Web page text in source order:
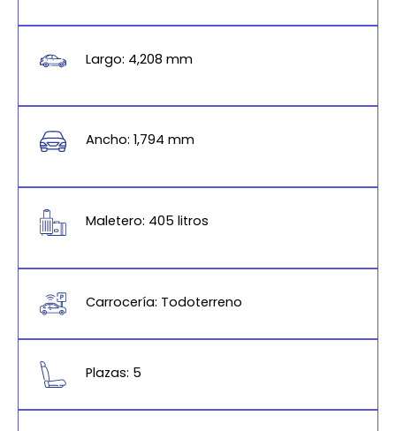
Largo: 4,208 mm
Ancho: 1,794 mm
Maletero: 405 litros
Carrocería: Todoterreno
Plazas: 5